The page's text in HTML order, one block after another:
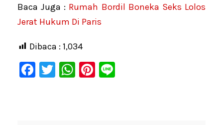
Baca Juga : Rumah Bordil Boneka Seks Lolos
Jerat Hukum Di Paris
Dibaca : 1,034
F
T
W Pi